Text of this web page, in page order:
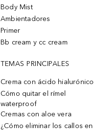
Body Mist
Ambientadores
Primer
Bb cream y cc cream
TEMAS PRINCIPALES
Crema con ácido hialurónico
Cómo quitar el rímel
waterproof
Cremas con aloe vera
¿Cómo eliminar los callos en